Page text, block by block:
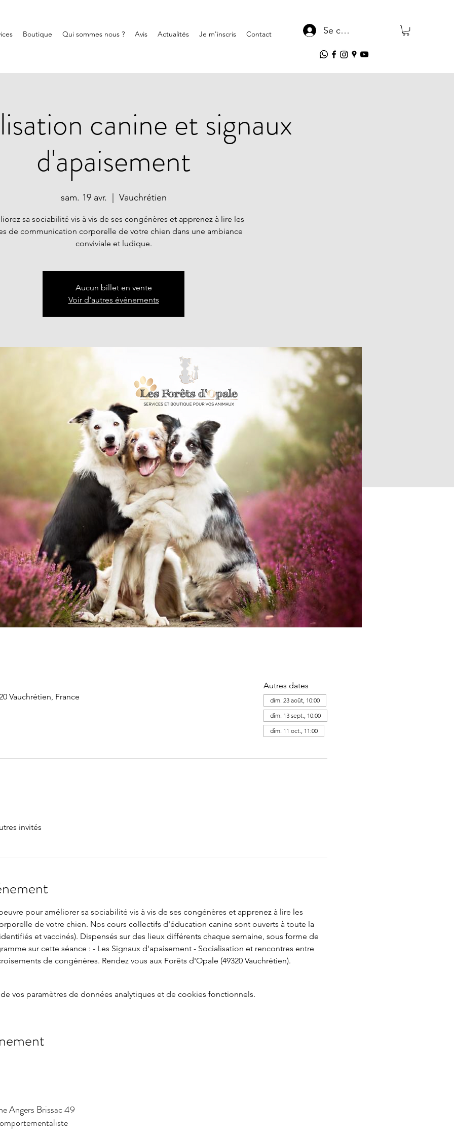
Boutique Qui sommes nous ? Avis Actualités Je m'inscris Contact Se connecter
canine et signaux
d'apaisement
sam. 19 avr. Vauchrétien
sa sociabilité vis à vis de ses congénères et apprenez à lire les
de communication corporelle de votre chien dans une ambiance
conviviale et ludique.
Aucun billet en vente
Voir d'autres événements
Vauchrétien, France
Autres dates
dim. 23 août, 10:00
dim. 13 sept., 10:00
dim. 11 oct., 11:00
invités
pour améliorer sa sociabilité vis à vis de ses congénères et apprenez à lire les
de votre chien. Nos cours collectifs d'éducation canine sont ouverts à toute la
et vaccinés). Dispensés sur des lieux différents chaque semaine, sous forme de
sur cette séance : - Les Signaux d'apaisement - Socialisation et rencontres entre
de congénères. Rendez vous aux Forêts d'Opale (49320 Vauchrétien).
vos paramètres de données analytiques et de cookies fonctionnels.
Angers Brissac 49